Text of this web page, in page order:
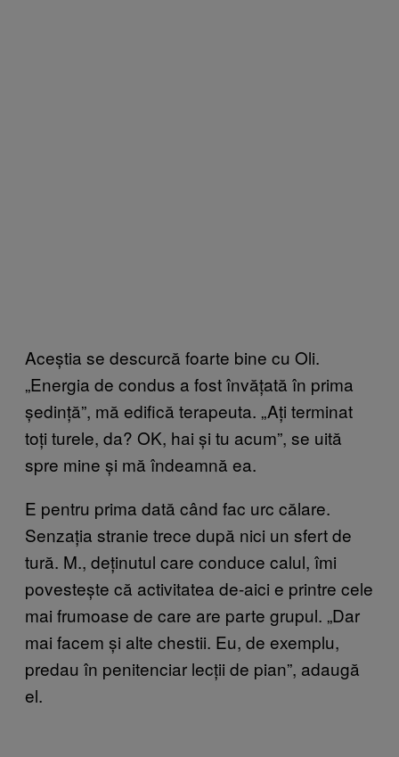
Aceștia se descurcă foarte bine cu Oli.
„Energia de condus a fost învățată în prima
ședință”, mă edifică terapeuta. „Ați terminat
toți turele, da? OK, hai și tu acum”, se uită
spre mine și mă îndeamnă ea.
E pentru prima dată când fac urc călare.
Senzația stranie trece după nici un sfert de
tură. M., deținutul care conduce calul, îmi
povestește că activitatea de-aici e printre cele
mai frumoase de care are parte grupul. „Dar
mai facem și alte chestii. Eu, de exemplu,
predau în penitenciar lecții de pian”, adaugă
el.